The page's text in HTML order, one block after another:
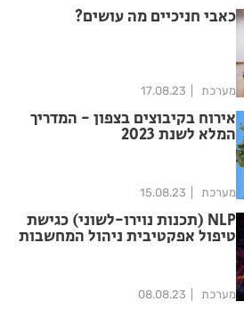
כאבי חניכיים מה עושים?
מערכת 17.08.23
אירוח בקיבוצים בצפון - המדריך
המלא לשנת 2023
מערכת 15.08.23
NLP (תכנות נוירו-לשוני) כגישת
טיפול אפקטיבית ניהול המחשבות
מערכת 08.08.23